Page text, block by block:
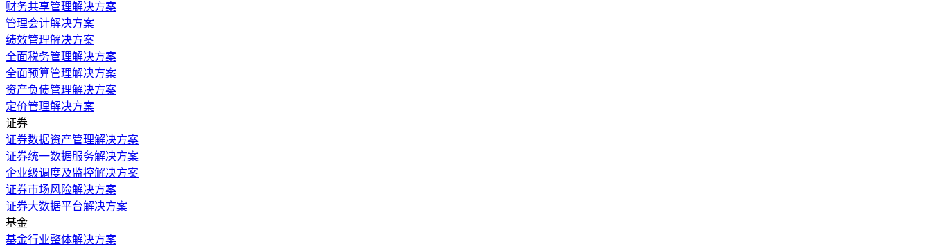
财务共享管理解决方案
管理会计解决方案
绩效管理解决方案
全面税务管理解决方案
全面预算管理解决方案
资产负债管理解决方案
定价管理解决方案
证券
证券数据资产管理解决方案
证券统一数据服务解决方案
企业级调度及监控解决方案
证券市场风险解决方案
证券大数据平台解决方案
基金
基金行业整体解决方案